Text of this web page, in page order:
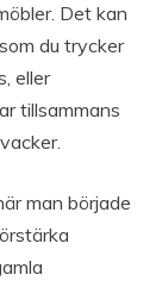
Det kan
du trycker
eller
tillsammans
man började